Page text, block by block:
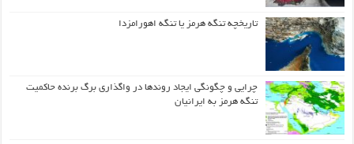
تاریخچه تنگه هرمز یا تنگه اهورامزدا
چرایی و چگونگی ایجاد روندها در واگذاری برگ برنده حاکمیت
تنگه هرمز به ایرانیان